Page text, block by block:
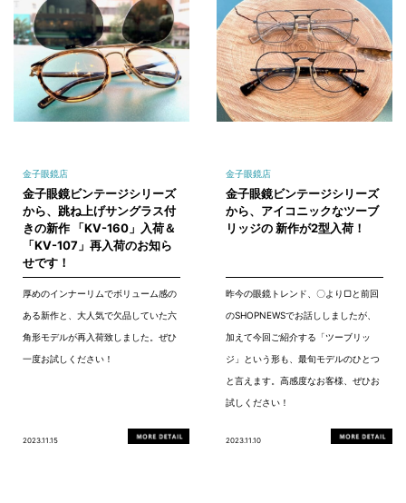
金子眼鏡店
金子眼鏡ビンテージシリーズ
から、跳ね上げサングラス付
きの新作 「KV-160」入荷＆
「KV-107」再入荷のお知ら
せです！
厚めのインナーリムでボリューム感の
ある新作と、大人気で欠品していた六
角形モデルが再入荷致しました。ぜひ
一度お試しください！
2023.11.15
金子眼鏡店
金子眼鏡ビンテージシリーズ
から、アイコニックなツーブ
リッジの 新作が2型入荷！
昨今の眼鏡トレンド、〇より▢と前回
のSHOPNEWSでお話ししましたが、
加えて今回ご紹介する「ツーブリッ
ジ」という形も、最旬モデルのひとつ
と言えます。高感度なお客様、ぜひお
試しください！
2023.11.10